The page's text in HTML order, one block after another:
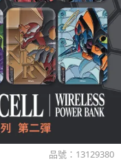
品號： 13129380